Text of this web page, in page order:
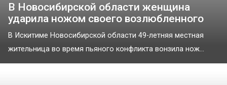
В Новосибирской области женщина
ударила ножом своего возлюбленного
В Искитиме Новосибирской области 49-летняя местная
жительница во время пьяного конфликта вонзила нож...